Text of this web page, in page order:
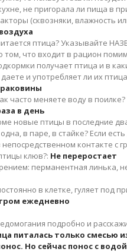
не пригорала ли пища в
(сквозняки, влажность
птица? Указывайте
что входит в рацион
получает птица и в
и употребляет ли их
часто меняете воду в
в день
новые птицы в последние
в паре, в стайке? Если
контакте с
клюв?: Не переростает
перманентная линька,
в клетке, гуляет под
ежедневно
подробно и
питалась только смесью
Но сейчас понос с